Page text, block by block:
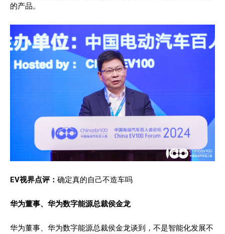
的产品。
EV视界点评： 确定真的自己不造车吗
华为董事、华为数字能源总裁侯金龙
华为董事、华为数字能源总裁侯金龙谈到，不是智能化发展不